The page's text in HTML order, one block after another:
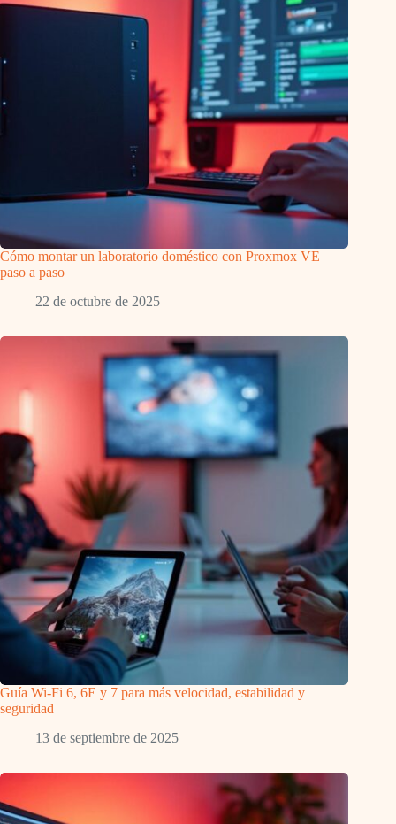
Cómo montar un laboratorio doméstico con Proxmox VE
paso a paso
22 de octubre de 2025
Guía Wi-Fi 6, 6E y 7 para más velocidad, estabilidad y
seguridad
13 de septiembre de 2025